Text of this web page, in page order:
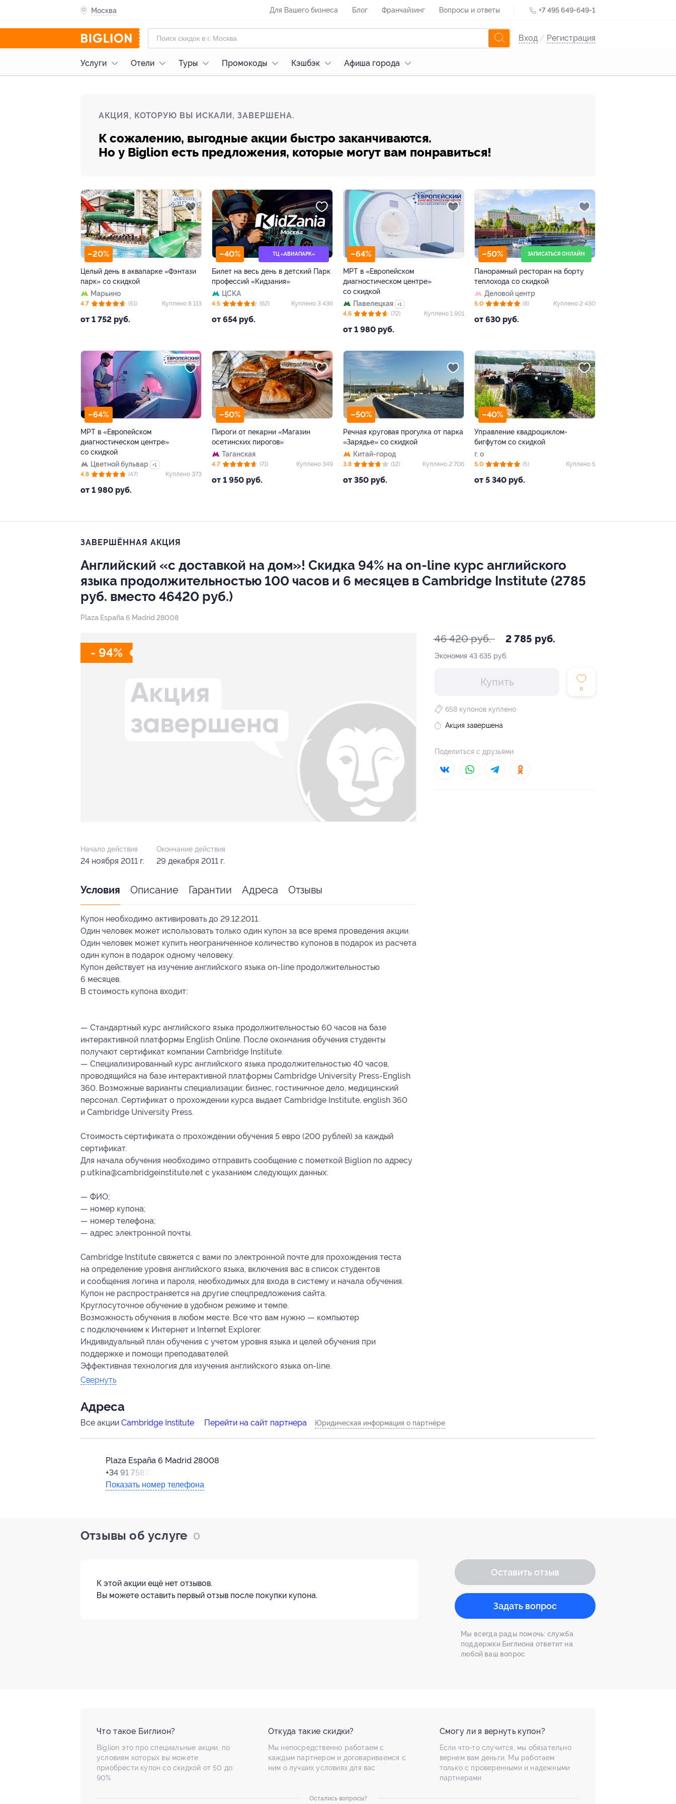
Москва Для Вашего бизнеса Блог Франчайзинг Вопросы и ответы +7 495 649-649-1
Вход / Регистрация
Услуги Отели Туры Промокоды Кэшбэк Афиша города
АКЦИЯ, КОТОРУЮ ВЫ ИСКАЛИ, ЗАВЕРШЕНА.
К сожалению, выгодные акции быстро заканчиваются.
Но у Biglion есть предложения, которые могут вам понравиться!
–20%
Целый день в аквапарке «Фэнтази
парк» со скидкой
Марьино
от 1 752 руб.
4.7 (51) Куплено 8 113
–40% ТЦ «АВИАПАРК»
Билет на весь день в детский Парк
профессий «Кидзания»
ЦСКА
от 654 руб.
4.5 (62) Куплено 3 436
–64%
МРТ в «Европейском
диагностическом центре»
со скидкой
Павелецкая
+1
от 1 980 руб.
4.6 (72) Куплено 1 901
–50% ЗАПИСАТЬСЯ ОНЛАЙН
Панорамный ресторан на борту
теплохода со скидкой
Деловой центр
от 630 руб.
5.0 (8) Куплено 2 430
–64%
МРТ в «Европейском
диагностическом центре»
со скидкой
Цветной бульвар
+1
от 1 980 руб.
4.8 (47) Куплено 373
–50%
Пироги от пекарни «Магазин
осетинских пирогов»
Таганская
от 1 950 руб.
4.7 (71) Куплено 349
–50%
Речная круговая прогулка от парка
«Зарядье» со скидкой
Китай-город
от 350 руб.
3.8 (12) Куплено 2 706
–40%
Управление квадроциклом-
бигфутом со скидкой
г. о
от 5 340 руб.
5.0 (5) Куплено 5
ЗАВЕРШЁННАЯ АКЦИЯ
Английский «с доставкой на дом»! Скидка 94% на on-line курс английского
языка продолжительностью 100 часов и 6 месяцев в Cambridge Institute (2785
руб. вместо 46420 руб.)
Plaza España 6 Madrid 28008
- 94%
46 420 руб. 2 785 руб.
Экономия 43 635 руб.
Купить
0
658 купонов куплено
Акция завершена
Поделиться с друзьями
Начало действия
24 ноября 2011 г.
Окончание действия
29 декабря 2011 г.
Условия Описание Гарантии Адреса Отзывы
Купон необходимо активировать до 29.12.2011.
Один человек может использовать только один купон за все время проведения акции.
Один человек может купить неограниченное количество купонов в подарок из расчета
один купон в подарок одному человеку.
Купон действует на изучение английского языка on-line продолжительностью
6 месяцев.
В стоимость купона входит:
— Cтандартный курс английского языка продолжительностью 60 часов на базе
интерактивной платформы English Online. После окончания обучения студенты
получают сертификат компании Cambridge Institute.
— Специализированный курс английского языка продолжительностью 40 часов,
проводящийся на базе интерактивной платформы Cambridge University Press-English
360. Возможные варианты специализации: бизнес, гостиничное дело, медицинский
персонал. Сертификат о прохождении курса выдает Cambridge Institute, english 360
и Cambridge University Press.
Стоимость сертификата о прохождении обучения 5 евро (200 рублей) за каждый
сертификат.
Для начала обучения необходимо отправить сообщение с пометкой Biglion по адресу
p.utkina@cambridgeinstitute.net с указанием следующих данных:
— ФИО;
— номер купона;
— номер телефона;
— адрес электронной почты.
Cambridge Institute свяжется с вами по электронной почте для прохождения теста
на определение уровня английского языка, включения вас в список студентов
и сообщения логина и пароля, необходимых для входа в систему и начала обучения.
Купон не распространяется на другие спецпредложения сайта.
Круглосуточное обучение в удобном режиме и темпе.
Возможность обучения в любом месте. Все что вам нужно — компьютер
с подключением к Интернет и Internet Explorer.
Индивидуальный план обучения с учетом уровня языка и целей обучения при
поддержке и помощи преподавателей.
Эффективная технология для изучения английского языка on-line.
Свернуть
Адресa
Все акции Cambridge Institute Перейти на сайт партнера Юридическая информация о партнёре
Plaza España 6 Madrid 28008
+34 91 7587555/56
Показать номер телефона
Отзывы об услуге 0
К этой акции ещё нет отзывов.
Вы можете оставить первый отзыв после покупки купона.
Оставить отзыв
Задать вопрос
Мы всегда рады помочь: служба
поддержки Биглиона ответит на
любой ваш вопрос
Что такое Биглион?
Biglion это про специальные акции, по
условиям которых вы можете
приобрести купон со скидкой от 50 до
90%
Откуда такие скидки?
Мы непосредственно работаем с
каждым партнером и договариваемся с
ним о лучших условиях для вас
Смогу ли я вернуть купон?
Если что-то случится, мы обязательно
вернем вам деньги. Мы работаем
только с проверенными и надежными
партнерами
Остались вопросы?